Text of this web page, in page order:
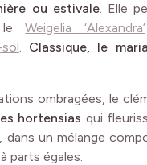
ou estivale. Elle
leWeigelia ‘Alexandra’
. Classique, le
ombragées, le
hortensias qui
, dans un mélange
parts égales.